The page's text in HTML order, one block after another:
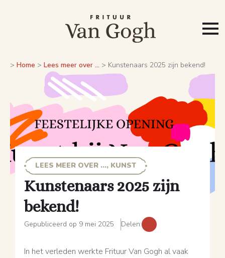
> Home > Lees meer over ... > Kunstenaars 2025 zijn bekend!
LEES MEER OVER ..., KUNST
Kunstenaars 2025 zijn
bekend!
Gepubliceerd op 9 mei 2025 Delen:
In het verleden werkte Frituur Van Gogh al vaak